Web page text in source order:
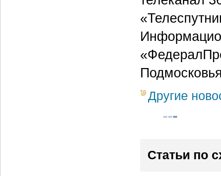
Другие
Статьи по